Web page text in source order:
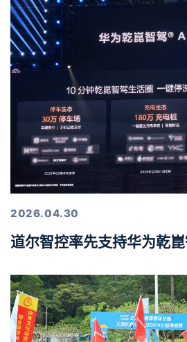
2026.04.30
道尔智控率先支持华为乾